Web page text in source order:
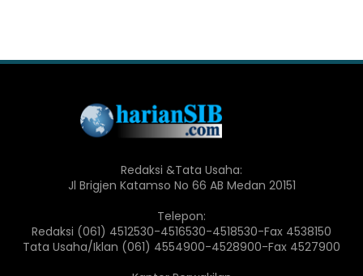
Redaksi &Tata Usaha:
Jl Brigjen Katamso No 66 AB Medan 20151
Telepon:
Redaksi (061) 4512530-4516530-4518530-Fax 4538150
Tata Usaha/Iklan (061) 4554900-4528900-Fax 4527900